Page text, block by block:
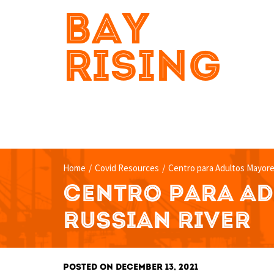
BAY
RISING
Home / Covid Resources / Centro para Adultos
CENTRO PARA
RUSSIAN RIVER
POSTED ON DECEMBER 13, 2021